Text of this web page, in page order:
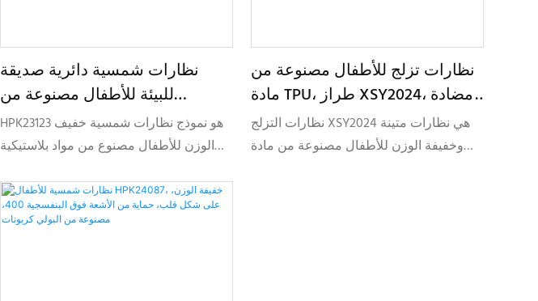
نظارات شمسية دائرية صديقة
للبيئة للأطفال مصنوعة من
البلاستيك المعاد تدويره HPK23123
HPK23123 هو نموذج نظارات شمسية خفيف
الوزن للأطفال مصنوع من مواد بلاستيكية
المهتمة بالبيئة والتي تبحث عن مجموعات
نظارات أنيقة وقابلة للتخصيص للأطفال.
نظارات تزلج للأطفال مصنوعة من
مادة TPU، طراز XSY2024، مضادة
للضباب، مناسبة للأطفال
نظارات التزلج XSY2024 هي نظارات متينة
وخفيفة الوزن للأطفال مصنوعة من مادة